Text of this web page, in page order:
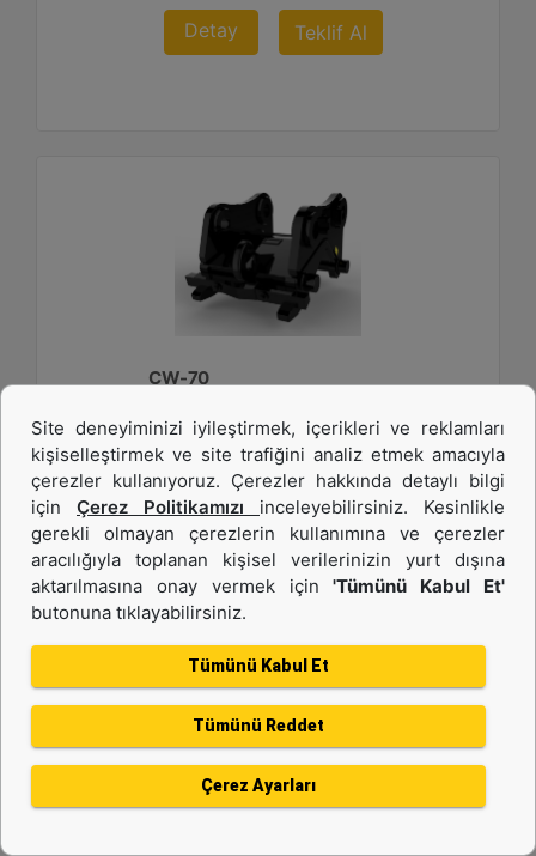
Detay Teklif Al
CW-70
Ağırlık :
2750 lb - 1250 kg
Genişlik :
33.6 inç - 840 mm
Yük Değeri, Kaldırma Kancası :
22 ton (US) - 20 ton (US)
Detay Teklif Al
Site deneyiminizi iyileştirmek, içerikleri ve reklamları
kişiselleştirmek ve site trafiğini analiz etmek amacıyla
çerezler kullanıyoruz. Çerezler hakkında detaylı bilgi
için Çerez Politikamızı inceleyebilirsiniz. Kesinlikle
gerekli olmayan çerezlerin kullanımına ve çerezler
aracılığıyla toplanan kişisel verilerinizin yurt dışına
aktarılmasına onay vermek için'Tümünü Kabul Et'
butonuna tıklayabilirsiniz.
Tümünü Kabul Et
Tümünü Reddet
Çerez Ayarları